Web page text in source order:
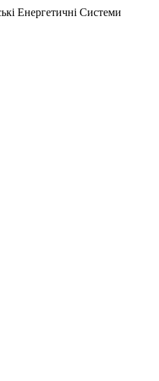
Енергетичні Системи